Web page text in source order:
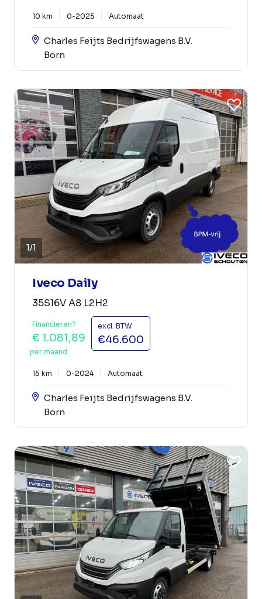
10 km 0-2025 Automaat
Charles Feijts Bedrijfswagens B.V.
Born
1/1
Iveco Daily
35S16V A8 L2H2
Financieren?
€ 1.081,89
per maand
excl. BTW
€46.600
15 km 0-2024 Automaat
Charles Feijts Bedrijfswagens B.V.
Born